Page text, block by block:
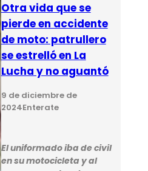
Otra vida que se
pierde en accidente
de moto: patrullero
se estrelló en La
Lucha y no aguantó
9 de diciembre de
2024Enterate
El uniformado iba de civil
en su motocicleta y al